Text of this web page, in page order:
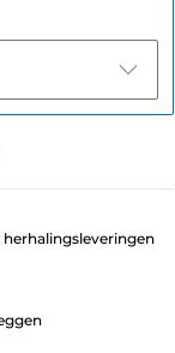
herhalingsleveringen